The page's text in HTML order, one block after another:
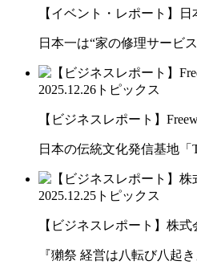
【イベント・レポート】
日本一は“家の修理サービ
2025.12.26 トピックス
【ビジネスレポート】
日本の伝統文化発信基地「
2025.12.25 トピックス
【ビジネスレポート】株
『獺祭 経営は八転び八起